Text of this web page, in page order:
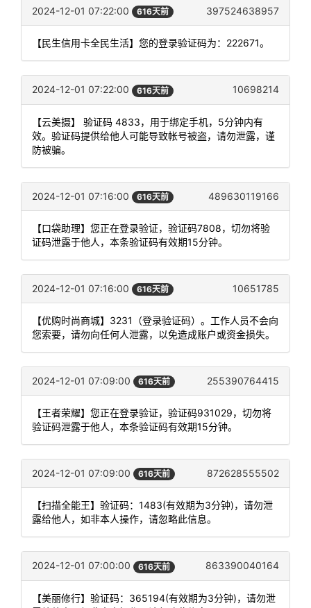
2024-12-01 07:22:00 616天前 397524638957
【民生信用卡全民生活】您的登录验证码为：222671。
2024-12-01 07:22:00 616天前 10698214
【云美摄】 验证码 4833，用于绑定手机，5分钟内有
效。验证码提供给他人可能导致帐号被盗，请勿泄露，谨
防被骗。
2024-12-01 07:16:00 616天前 489630119166
【口袋助理】您正在登录验证，验证码7808，切勿将验
证码泄露于他人，本条验证码有效期15分钟。
2024-12-01 07:16:00 616天前 10651785
【优购时尚商城】3231（登录验证码）。工作人员不会向
您索要，请勿向任何人泄露，以免造成账户或资金损失。
2024-12-01 07:09:00 616天前 255390764415
【王者荣耀】您正在登录验证，验证码931029，切勿将
验证码泄露于他人，本条验证码有效期15分钟。
2024-12-01 07:09:00 616天前 872628555502
【扫描全能王】验证码：1483(有效期为3分钟)，请勿泄
露给他人，如非本人操作，请忽略此信息。
2024-12-01 07:00:00 616天前 863390040164
【美丽修行】验证码：365194(有效期为3分钟)，请勿泄